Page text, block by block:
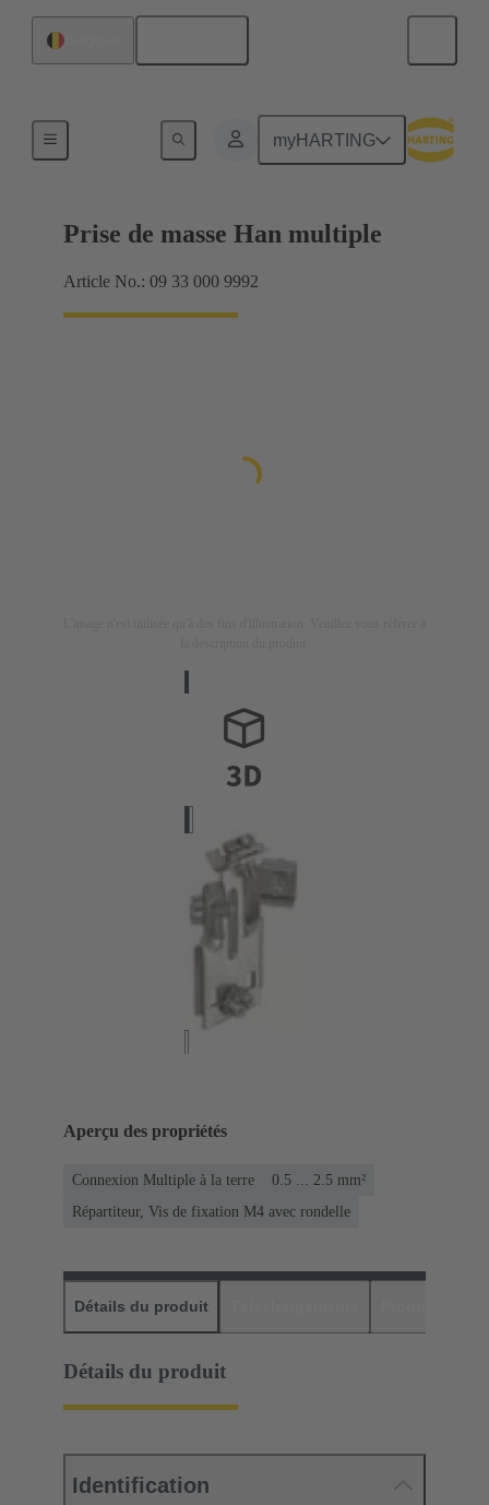
myHARTING
Prise de masse Han multiple
Article No.: 09 33 000 9992
Aperçu des propriétés
Connexion Multiple à la terre
0.5 ... 2.5 mm²
Répartiteur, Vis de fixation M4 avec rondelle
Détails du produit
Détails du produit
Identification